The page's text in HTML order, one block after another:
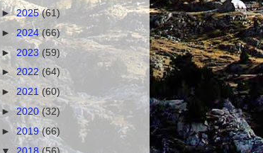
►2025(61)
► 2024(66)
►2023(59)
► 2022 (64)
► 2021(60)
►2020(32)
►2019(66)
▼ 2018(56)